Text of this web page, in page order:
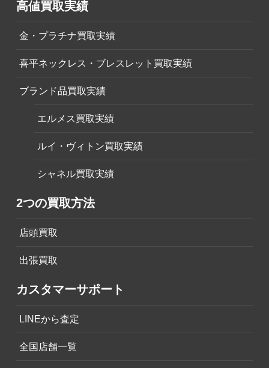
高値買取実績
金・プラチナ買取実績
喜平ネックレス・ブレスレット買取実績
ブランド品買取実績
エルメス買取実績
ルイ・ヴィトン買取実績
シャネル買取実績
2つの買取方法
店頭買取
出張買取
カスタマーサポート
LINEから査定
全国店舗一覧